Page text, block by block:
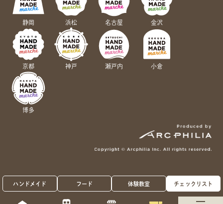
ハンドメイド フード 体験教室 チェックリスト
静岡 浜松 名古屋 金沢
京都 神戸 瀬戸内 小倉
博多